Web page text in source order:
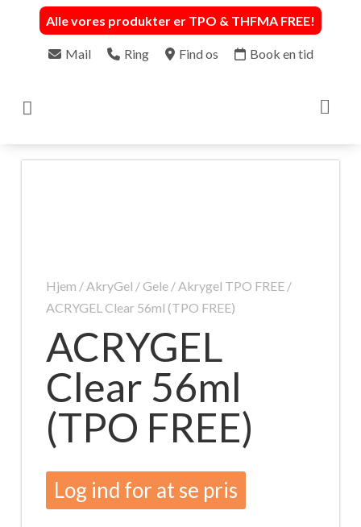
Alle vores produkter er TPO & THFMA FREE!
Mail Ring Find os Book en tid

Hjem / AkryGel / Gele/ Akrygel TPO FREE/
ACRYGEL Clear 56ml (TPO FREE)
ACRYGEL
Clear 56ml
(TPO FREE)
Log ind for at se pris